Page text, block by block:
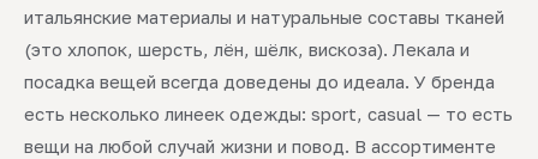
итальянские материалы и натуральные составы тканей
(это хлопок, шерсть, лён, шёлк, вискоза). Лекала и
посадка вещей всегда доведены до идеала. У бренда
есть несколько линеек одежды: sport, casual — то есть
вещи на любой случай жизни и повод. В ассортименте